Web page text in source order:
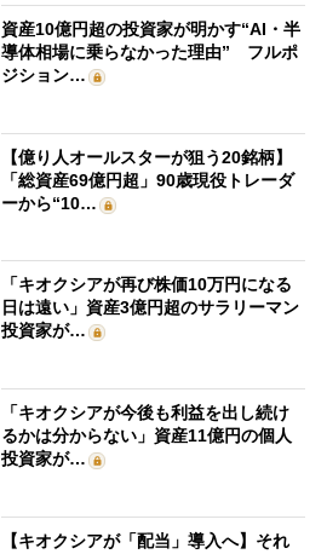
資産10億円超の投資家が明かす“AI・半
導体相場に乗らなかった理由” フルポ
ジション…
【億り人オールスターが狙う20銘柄】
「総資産69億円超」90歳現役トレーダ
ーから“10…
「キオクシアが再び株価10万円になる
日は遠い」資産3億円超のサラリーマン
投資家が…
「キオクシアが今後も利益を出し続け
るかは分からない」資産11億円の個人
投資家が…
【キオクシアが「配当」導入へ】それ